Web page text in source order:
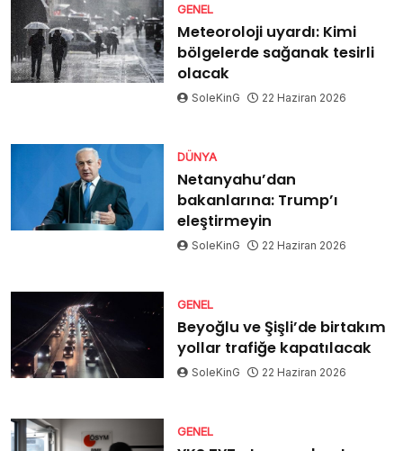
GENEL
Meteoroloji uyardı: Kimi
bölgelerde sağanak tesirli
olacak
SoleKinG 22 Haziran 2026
DÜNYA
Netanyahu’dan
bakanlarına: Trump’ı
eleştirmeyin
SoleKinG 22 Haziran 2026
GENEL
Beyoğlu ve Şişli’de birtakım
yollar trafiğe kapatılacak
SoleKinG 22 Haziran 2026
GENEL